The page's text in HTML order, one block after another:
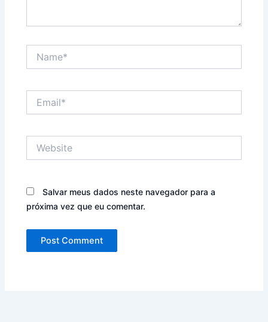
Salvar meus dados neste navegador para a
próxima vez que eu comentar.